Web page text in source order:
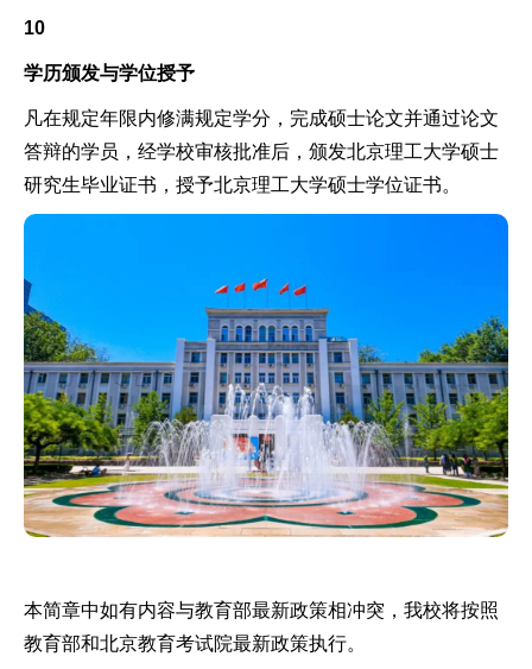
10
学历颁发与学位授予
凡在规定年限内修满规定学分，完成硕士论文并通过论文
答辩的学员，经学校审核批准后，颁发北京理工大学硕士
研究生毕业证书，授予北京理工大学硕士学位证书。
本简章中如有内容与教育部最新政策相冲突，我校将按照
教育部和北京教育考试院最新政策执行。